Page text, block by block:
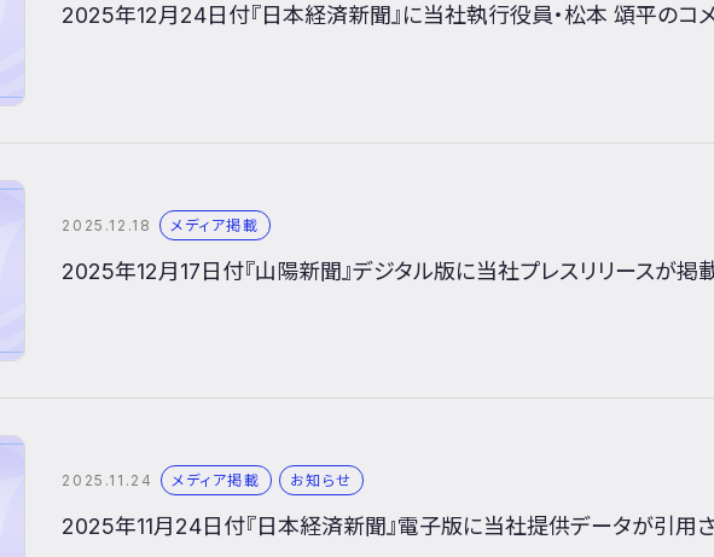
2025年12月24日付『日本経済新聞』に当社執行役員・松本 頌平のコ
2025.12.18 メディア掲載
2025年12月17日付『山陽新聞』デジタル版に当社プレスリリースが掲
2025.11.24 メディア掲載 お知らせ
2025年11月24日付『日本経済新聞』電子版に当社提供データが引用